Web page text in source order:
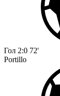
Гол 2:0 72'
Portillo